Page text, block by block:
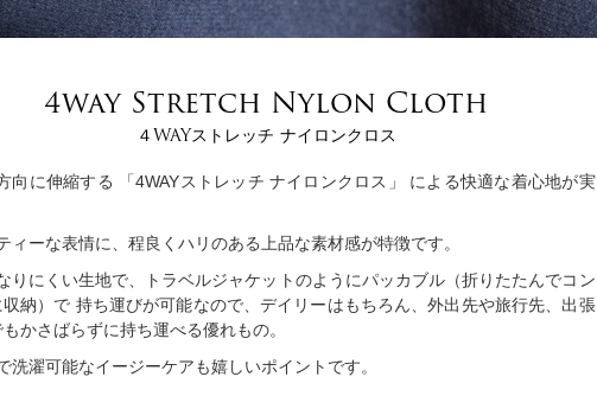
4way Stretch Nylon Cloth
４WAYストレッチ ナイロンクロス
向に伸縮する 「4WAYストレッチ ナイロンクロス」 による快適な着心地が実
ィーな表情に、程良くハリのある上品な素材感が特徴です。
りにくい生地で、トラベルジャケットのようにパッカブル（折りたたんでコン
納）で 持ち運びが可能なので、デイリーはもちろん、外出先や旅行先、出張
かさばらずに持ち運べる優れもの。
洗濯可能なイージーケアも嬉しいポイントです。